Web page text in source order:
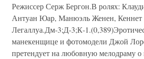
Режиссер Серж Бергон.В ролях:
Антуан Юар, Манюэль Женен, Кеннет
Легаллуа.Дм-3;Д-3;К-
манекенщице и фотомодели Джой
претендует на любовную мелодраму о